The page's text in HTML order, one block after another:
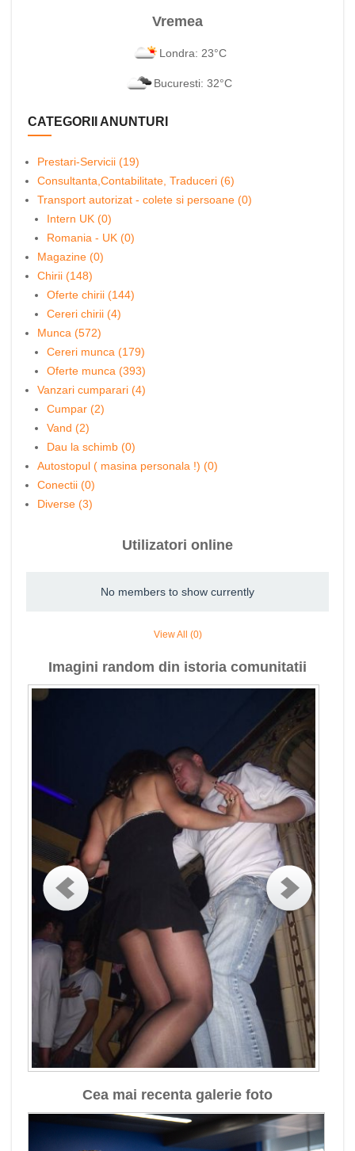
Vremea
Londra: 23°C
Bucuresti: 32°C
CATEGORII ANUNTURI
Prestari-Servicii (19)
Consultanta,Contabilitate, Traduceri (6)
Transport autorizat - colete si persoane (0)
Intern UK (0)
Romania - UK (0)
Magazine (0)
Chirii (148)
Oferte chirii (144)
Cereri chirii (4)
Munca (572)
Cereri munca (179)
Oferte munca (393)
Vanzari cumparari (4)
Cumpar (2)
Vand (2)
Dau la schimb (0)
Autostopul ( masina personala !) (0)
Conectii (0)
Diverse (3)
Utilizatori online
No members to show currently
View All (0)
Imagini random din istoria comunitatii
Cea mai recenta galerie foto